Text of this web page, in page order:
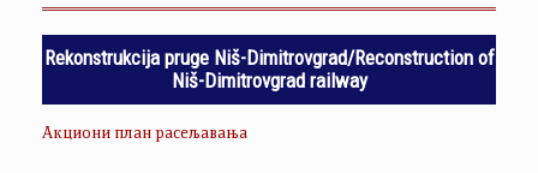
Rekonstrukcija pruge Niš-Dimitrovgrad/Reconstruction of
Niš-Dimitrovgrad railway
Акциони план расељавања